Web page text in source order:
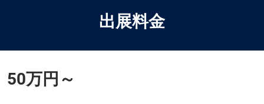
出展料金
50万円～